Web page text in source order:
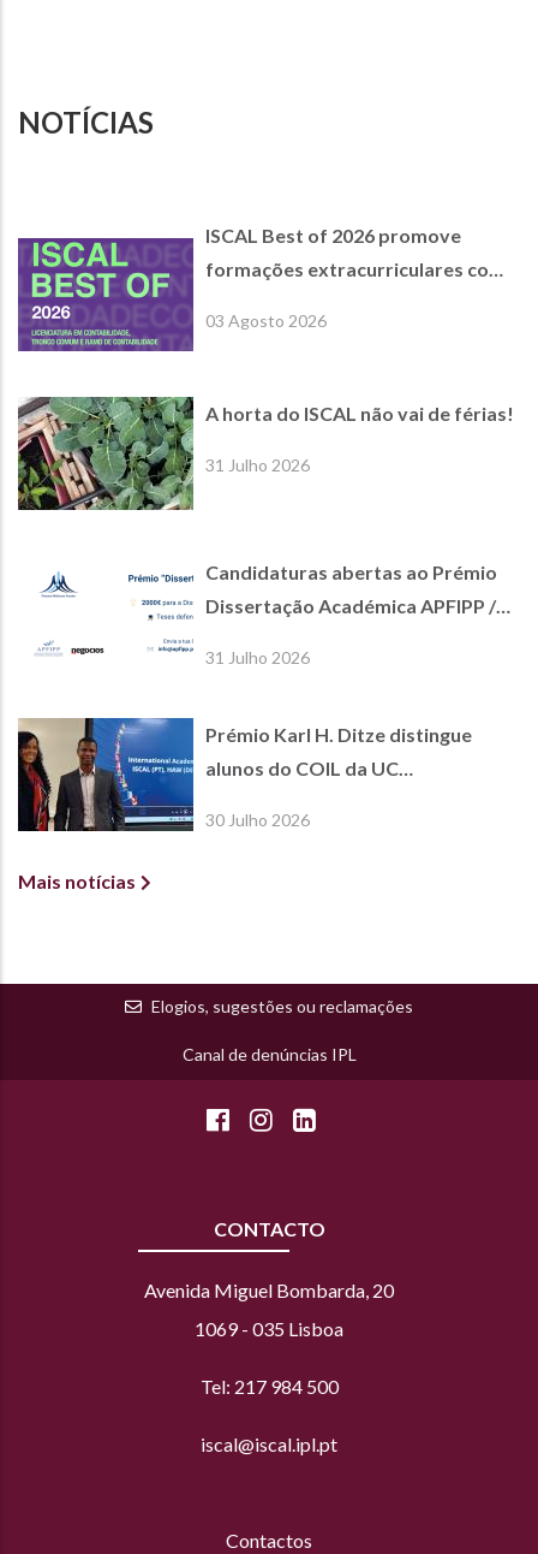
NOTÍCIAS
ISCAL Best of 2026 promove
formações extracurriculares com
03 Agosto 2026
A horta do ISCAL não vai de férias!
31 Julho 2026
Candidaturas abertas ao Prémio
Dissertação Académica APFIPP /
31 Julho 2026
Prémio Karl H. Ditze distingue
alunos do COIL da UC
30 Julho 2026
Mais notícias
Elogios, sugestões ou reclamações
Canal de denúncias IPL
CONTACTO
Avenida Miguel Bombarda, 20
1069 - 035 Lisboa
Tel: 217 984 500
iscal@iscal.ipl.pt
Contactos